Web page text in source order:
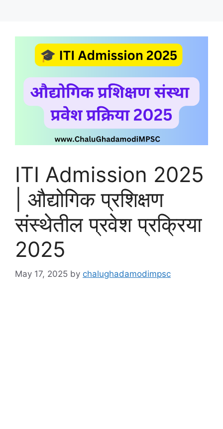
ITI Admission 2025
| औद्योगिक प्रशिक्षण
संस्थेतील प्रवेश प्रक्रिया
2025
May 17, 2025 by chalughadamodimpsc